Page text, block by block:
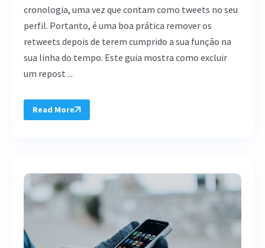
cronologia, uma vez que contam como tweets no seu
perfil. Portanto, é uma boa prática remover os
retweets depois de terem cumprido a sua função na
sua linha do tempo. Este guia mostra como excluir
um repost ...
Read More